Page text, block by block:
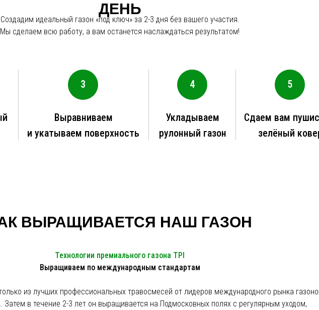
ДЕНЬ
Создадим идеальный газон «под ключ» за 2-3 дня без вашего участия.
Мы сделаем всю работу, а вам останется наслаждаться результатом!
Выравниваем
и укатываем поверхность
Сдаем вам
зелёный
Укладываем
рулонный газон
3 5
4
ВЫРАЩИВАЕТСЯ НАШ ГАЗОН
Технологии премиального газона TPI
Выращиваем по международным стандартам
из лучших профессиональных травосмесей от лидеров международного рынка
в течение 2-3 лет он выращивается на Подмосковных полях с регулярным уходом,